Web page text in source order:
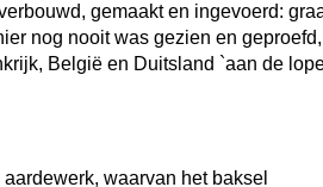
gemaakt en ingevoerd:
nog nooit was gezien en
België en Duitsland `aan de
waarvan het baksel